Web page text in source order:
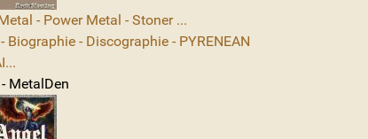
- Power Metal - Stoner ...
Biographie - Discographie - PYRENEAN
MetalDen